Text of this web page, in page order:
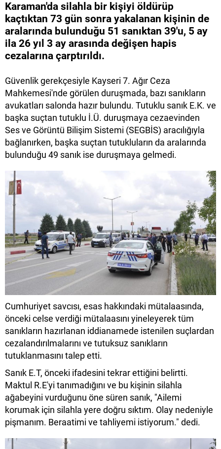
Karaman'da silahla bir kişiyi öldürüp
kaçtıktan 73 gün sonra yakalanan kişinin de
aralarında bulunduğu 51 sanıktan 39'u, 5 ay
ila 26 yıl 3 ay arasında değişen hapis
cezalarına çarptırıldı.
Güvenlik gerekçesiyle Kayseri 7. Ağır Ceza
Mahkemesi'nde görülen duruşmada, bazı sanıkların
avukatları salonda hazır bulundu. Tutuklu sanık E.K. ve
başka suçtan tutuklu İ.Ü. duruşmaya cezaevinden
Ses ve Görüntü Bilişim Sistemi (SEGBİS) aracılığıyla
bağlanırken, başka suçtan tutukluların da aralarında
bulunduğu 49 sanık ise duruşmaya gelmedi.
Cumhuriyet savcısı, esas hakkındaki mütalaasında,
önceki celse verdiği mütalaasını yineleyerek tüm
sanıkların hazırlanan iddianamede istenilen suçlardan
cezalandırılmalarını ve tutuksuz sanıkların
tutuklanmasını talep etti.
Sanık E.T, önceki ifadesini tekrar ettiğini belirtti.
Maktul R.E'yi tanımadığını ve bu kişinin silahla
ağabeyini vurduğunu öne süren sanık, "Ailemi
korumak için silahla yere doğru sıktım. Olay nedeniyle
pişmanım. Beraatimi ve tahliyemi istiyorum." dedi.